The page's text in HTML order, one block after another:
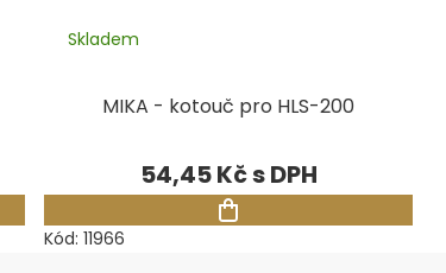
MIKA - kotouč pro HLS-200
Skladem
54,45 Kč
Kód: 11966